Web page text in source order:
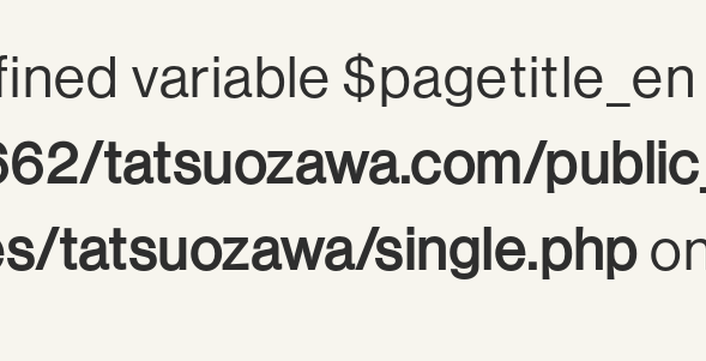
variable $pagetitle_en
tatsuozawa.com/
tatsuozawa/single.php